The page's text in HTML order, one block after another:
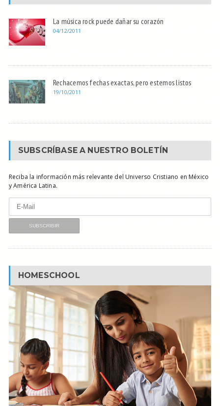
La música rock puede dañar su corazón
04/12/2011
Rechacemos fechas exactas, pero estemos listos
19/10/2011
SUBSCRÍBASE A NUESTRO BOLETÍN
Reciba la información más relevante del Universo Cristiano en México
y América Latina.
HOMESCHOOL